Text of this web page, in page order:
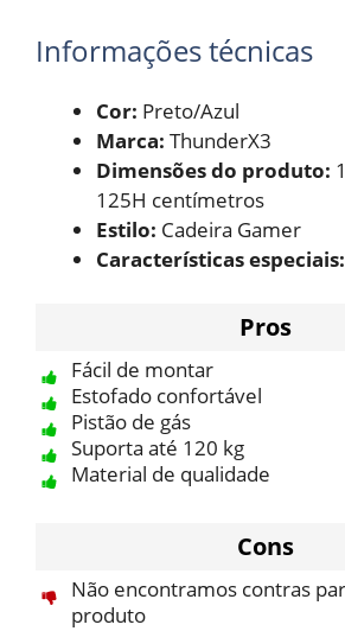
Informações técnicas
Cor: Preto/Azul
Marca: ThunderX3
Dimensões do produto:
125H centímetros
Estilo: Cadeira Gamer
Características especiais:
Pros
Fácil de montar
Estofado confortável
Pistão de gás
Suporta até 120 kg
Material de qualidade
Cons
Não encontramos contras
produto